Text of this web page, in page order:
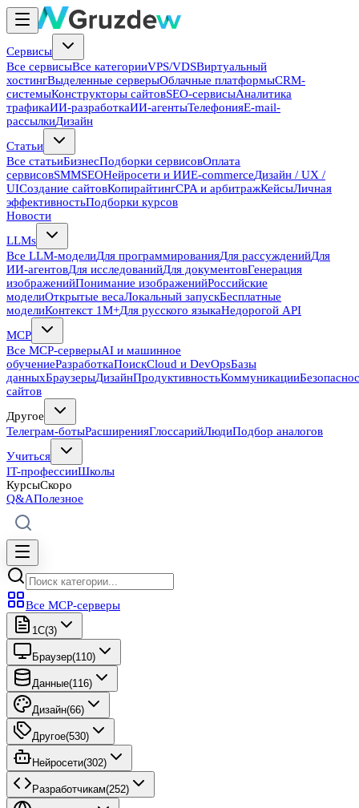
Сервисы
Все сервисыВсе категорииVPS/VDSВиртуальный
хостингВыделенные серверыОблачные платформыCRM-
системыКонструкторы сайтовSEO-сервисыАналитика
трафикаИИ-разработкаИИ-агентыТелефонияE-mail-
рассылкиДизайн
Статьи
Все статьиБизнесПодборки сервисовОплата
сервисовSMMSEOНейросети и ИИE-commerceДизайн / UX /
UIСоздание сайтовКопирайтингCPA и арбитражКейсыЛичная
эффективностьПодборки курсов
Новости
LLMs
Все LLM-моделиДля программированияДля рассужденийДля
ИИ-агентовДля исследованийДля документовГенерация
изображенийПонимание изображенийРоссийские
моделиОткрытые весаЛокальный запускБесплатные
моделиКонтекст 1M+Для русского языкаНедорогой API
MCP
Все MCP-серверыAI и машинное
обучениеРазработкаПоискCloud и DevOpsБазы
данныхБраузерыДизайнПродуктивностьКоммуникации
сайтов
Другое
Телеграм-ботыРасширенияГлоссарийЛюдиПодбор аналогов
Учиться
IT-профессииШколы
КурсыСкоро
Q&AПолезное
Все MCP-серверы
1C(3)
Браузер(110)
Данные(116)
Дизайн(66)
Другое(530)
Нейросети(302)
Разработчикам(252)